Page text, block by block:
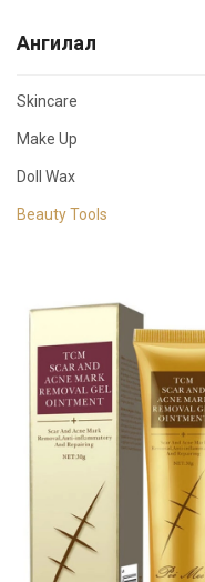
Ангилал
Skincare
Make Up
Doll Wax
Beauty Tools